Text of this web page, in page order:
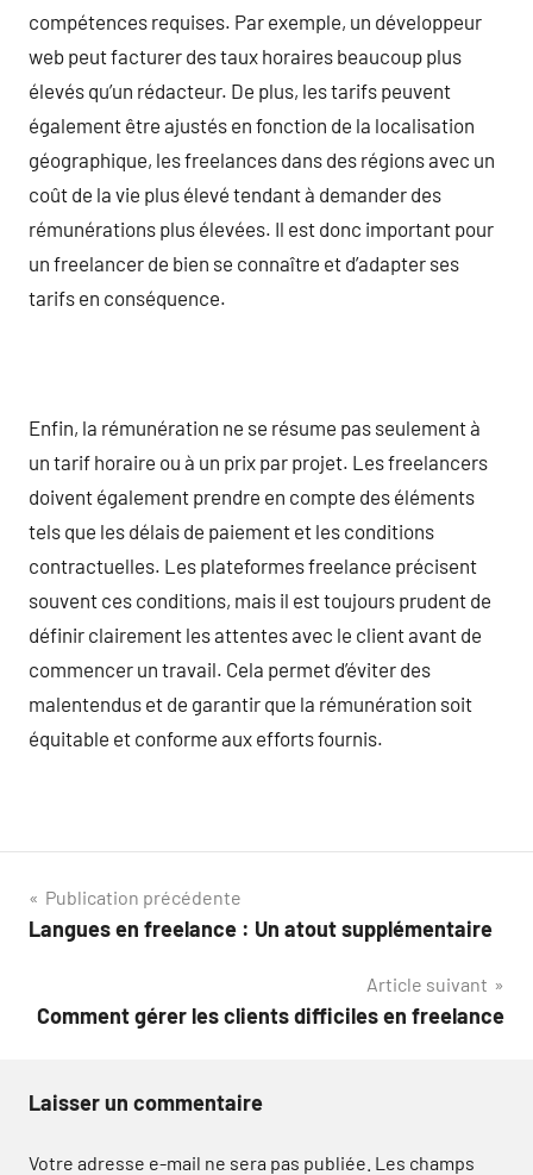
compétences requises. Par exemple, un développeur
web peut facturer des taux horaires beaucoup plus
élevés qu’un rédacteur. De plus, les tarifs peuvent
également être ajustés en fonction de la localisation
géographique, les freelances dans des régions avec un
coût de la vie plus élevé tendant à demander des
rémunérations plus élevées. Il est donc important pour
un freelancer de bien se connaître et d’adapter ses
tarifs en conséquence.
Enfin, la rémunération ne se résume pas seulement à
un tarif horaire ou à un prix par projet. Les freelancers
doivent également prendre en compte des éléments
tels que les délais de paiement et les conditions
contractuelles. Les plateformes freelance précisent
souvent ces conditions, mais il est toujours prudent de
définir clairement les attentes avec le client avant de
commencer un travail. Cela permet d’éviter des
malentendus et de garantir que la rémunération soit
équitable et conforme aux efforts fournis.
Navigation
de
Publication précédente
Langues en freelance : Un atout supplémentaire
Article suivant
Comment gérer les clients difficiles en freelance
Laisser un commentaire
Votre adresse e-mail ne sera pas publiée. Les champs